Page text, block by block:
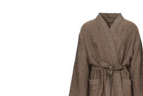
DEZINFEKCIA A ČISTENIE